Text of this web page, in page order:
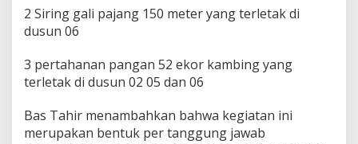
2 Siring gali pajang 150 meter yang terletak di
dusun 06
3 pertahanan pangan 52 ekor kambing yang
terletak di dusun 02 05 dan 06
Bas Tahir menambahkan bahwa kegiatan ini
merupakan bentuk per tanggung jawab